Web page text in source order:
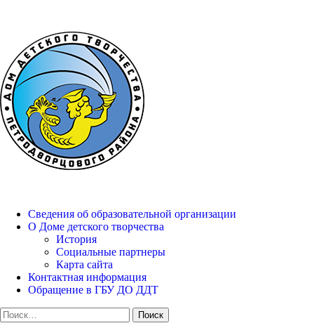
Основное
меню
Сведения об образовательной организации
О Доме детского творчества
История
Социальные партнеры
Карта сайта
Контактная информация
Обращение в ГБУ ДО ДДТ
Найти: